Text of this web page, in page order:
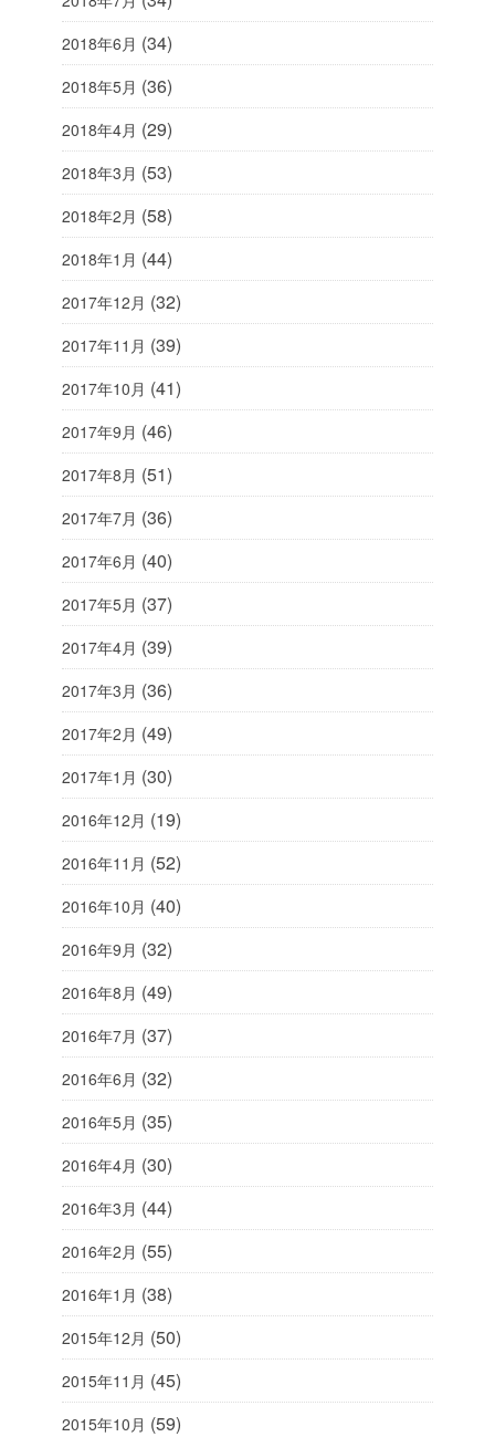
2018年6月 (34)
2018年5月 (36)
2018年4月 (29)
2018年3月 (53)
2018年2月 (58)
2018年1月 (44)
2017年12月 (32)
2017年11月 (39)
2017年10月 (41)
2017年9月 (46)
2017年8月 (51)
2017年7月 (36)
2017年6月 (40)
2017年5月 (37)
2017年4月 (39)
2017年3月 (36)
2017年2月 (49)
2017年1月 (30)
2016年12月 (19)
2016年11月 (52)
2016年10月 (40)
2016年9月 (32)
2016年8月 (49)
2016年7月 (37)
2016年6月 (32)
2016年5月 (35)
2016年4月 (30)
2016年3月 (44)
2016年2月 (55)
2016年1月 (38)
2015年12月 (50)
2015年11月 (45)
2015年10月 (59)